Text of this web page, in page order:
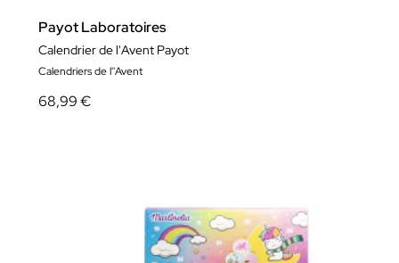
Payot Laboratoires
Calendrier de l'Avent Payot
Calendriers de l''Avent
68,99 €